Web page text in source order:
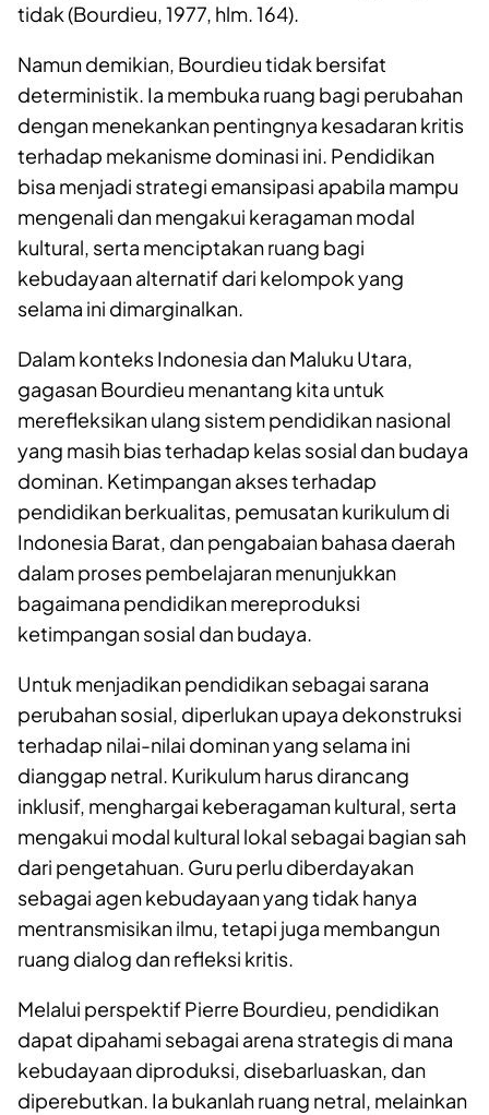
tidak (Bourdieu, 1977, hlm. 164).
Namun demikian, Bourdieu tidak bersifat
deterministik. Ia membuka ruang bagi perubahan
dengan menekankan pentingnya kesadaran kritis
terhadap mekanisme dominasi ini. Pendidikan
bisa menjadi strategi emansipasi apabila mampu
mengenali dan mengakui keragaman modal
kultural, serta menciptakan ruang bagi
kebudayaan alternatif dari kelompok yang
selama ini dimarginalkan.
Dalam konteks Indonesia dan Maluku Utara,
gagasan Bourdieu menantang kita untuk
merefleksikan ulang sistem pendidikan nasional
yang masih bias terhadap kelas sosial dan budaya
dominan. Ketimpangan akses terhadap
pendidikan berkualitas, pemusatan kurikulum di
Indonesia Barat, dan pengabaian bahasa daerah
dalam proses pembelajaran menunjukkan
bagaimana pendidikan mereproduksi
ketimpangan sosial dan budaya.
Untuk menjadikan pendidikan sebagai sarana
perubahan sosial, diperlukan upaya dekonstruksi
terhadap nilai-nilai dominan yang selama ini
dianggap netral. Kurikulum harus dirancang
inklusif, menghargai keberagaman kultural, serta
mengakui modal kultural lokal sebagai bagian sah
dari pengetahuan. Guru perlu diberdayakan
sebagai agen kebudayaan yang tidak hanya
mentransmisikan ilmu, tetapi juga membangun
ruang dialog dan refleksi kritis.
Melalui perspektif Pierre Bourdieu, pendidikan
dapat dipahami sebagai arena strategis di mana
kebudayaan diproduksi, disebarluaskan, dan
diperebutkan. Ia bukanlah ruang netral, melainkan